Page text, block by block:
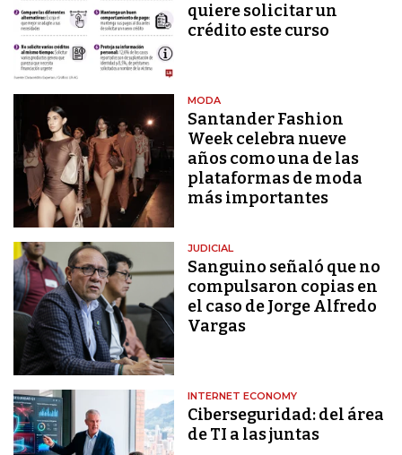
quiere solicitar un
crédito este curso
MODA
Santander Fashion
Week celebra nueve
años como una de las
plataformas de moda
más importantes
JUDICIAL
Sanguino señaló que no
compulsaron copias en
el caso de Jorge Alfredo
Vargas
INTERNET ECONOMY
Ciberseguridad: del área
de TI a las juntas